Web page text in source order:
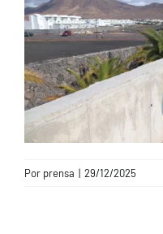
CONTACTO
Por prensa | 29/12/2025